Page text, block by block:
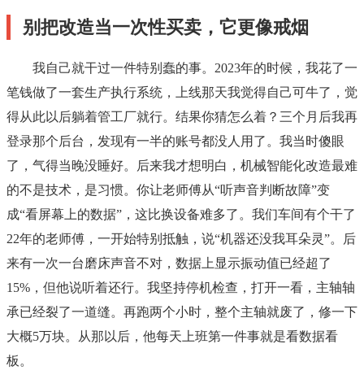
别把改造当一次性买卖，它更像戒烟
我自己就干过一件特别蠢的事。2023年的时候，我花了一
笔钱做了一套生产执行系统，上线那天我觉得自己可牛了，觉
得从此以后躺着管工厂就行。结果你猜怎么着？三个月后我再
登录那个后台，发现有一半的账号都没人用了。我当时傻眼
了，气得当晚没睡好。后来我才想明白，机械智能化改造最难
的不是技术，是习惯。你让老师傅从“听声音判断故障”变
成“看屏幕上的数据”，这比换设备难多了。我们车间有个干了
22年的老师傅，一开始特别抵触，说“机器还没我耳朵灵”。后
来有一次一台磨床声音不对，数据上显示振动值已经超了
15%，但他说听着还行。我坚持停机检查，打开一看，主轴轴
承已经裂了一道缝。再跑两个小时，整个主轴就废了，修一下
大概5万块。从那以后，他每天上班第一件事就是看数据看
板。